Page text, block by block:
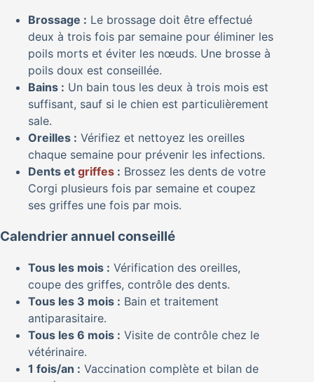
Brossage : Le brossage doit être effectué
deux à trois fois par semaine pour éliminer les
poils morts et éviter les nœuds. Une brosse à
poils doux est conseillée.
Bains : Un bain tous les deux à trois mois est
suffisant, sauf si le chien est particulièrement
sale.
Oreilles : Vérifiez et nettoyez les oreilles
chaque semaine pour prévenir les infections.
Dents et griffes : Brossez les dents de votre
Corgi plusieurs fois par semaine et coupez
ses griffes une fois par mois.
Calendrier annuel conseillé
Tous les mois : Vérification des oreilles,
coupe des griffes, contrôle des dents.
Tous les 3 mois : Bain et traitement
antiparasitaire.
Tous les 6 mois : Visite de contrôle chez le
vétérinaire.
1 fois/an : Vaccination complète et bilan de